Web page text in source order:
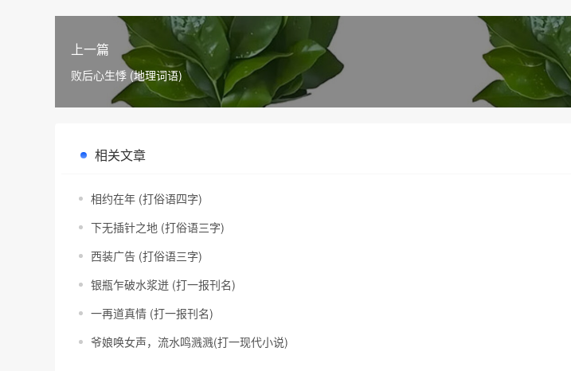
上一篇
败后心生悸 (地理词语)
相关文章
相约在年 (打俗语四字)
下无插针之地 (打俗语三字)
西装广告 (打俗语三字)
银瓶乍破水浆迸 (打一报刊名)
一再道真情 (打一报刊名)
爷娘唤女声，流水鸣溅溅(打一现代小说)